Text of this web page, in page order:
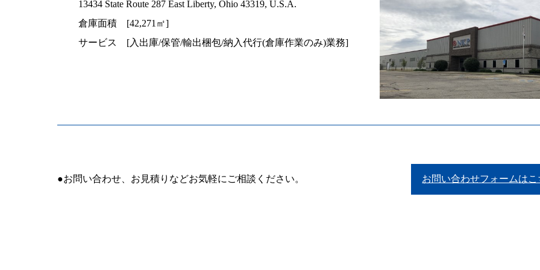
13434 State Route 287 East Liberty, Ohio 43319, U.S.A.
倉庫面積 [42,271㎡]
サービス [入出庫/保管/輸出梱包/納入代行(倉庫作業のみ)業務]
●お問い合わせ、お見積りなどお気軽にご相談ください。 お問い合わせフォームは